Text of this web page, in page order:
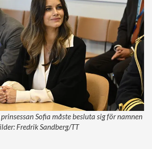
Sofia måste besluta sig för namnen
Fredrik Sandberg/TT